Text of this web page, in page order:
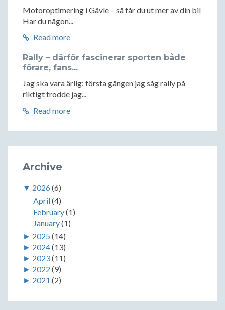
Motoroptimering i Gävle – så får du ut mer av din bil
Har du någon...
Read more
Rally – därför fascinerar sporten både
förare, fans...
Jag ska vara ärlig: första gången jag såg rally på
riktigt trodde jag...
Read more
Archive
▼ 2026(6)
April(4)
February(1)
January(1)
► 2025 (14)
► 2024(13)
► 2023(11)
► 2022 (9)
► 2021 (2)